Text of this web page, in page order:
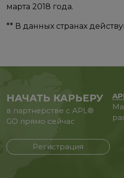
марта 2018 года.
**​ В​ данных странах
НАЧАТЬ КАРЬЕРУ
в партнерстве с APL®
GO прямо сейчас
Регистрация